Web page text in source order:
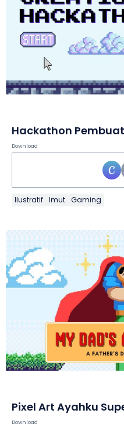
Download
Ilustratif Imut Gaming
Pixel Art Ayahku
Download